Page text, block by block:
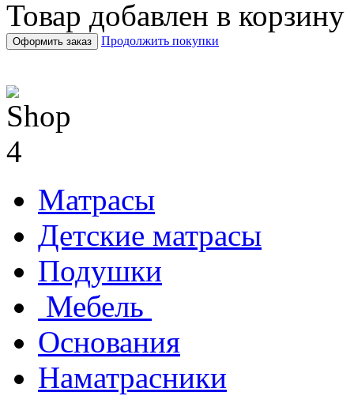
Товар добавлен в корзину
Оформить заказ Продолжить покупки
Матрасы
Детские матрасы
Подушки
Мебель
Основания
Наматрасники